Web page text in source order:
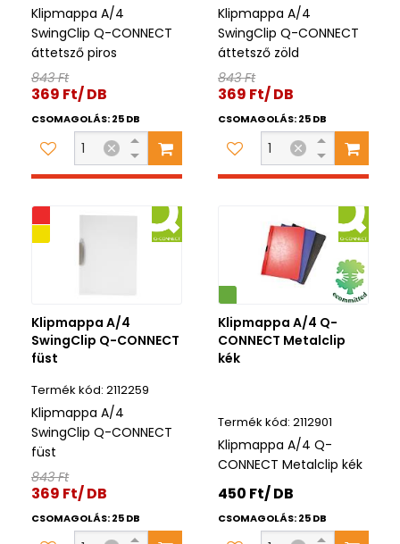
Klipmappa A/4
SwingClip Q-CONNECT
áttetsző piros
843 Ft
369 Ft/ DB
CSOMAGOLÁS: 25 DB
Klipmappa A/4
SwingClip Q-CONNECT
áttetsző zöld
843 Ft
369 Ft/ DB
CSOMAGOLÁS: 25 DB
Klipmappa A/4
SwingClip Q-CONNECT
füst
2112259
Klipmappa A/4
SwingClip Q-CONNECT
füst
843 Ft
369 Ft/ DB
CSOMAGOLÁS: 25 DB
Klipmappa A/4 Q-
CONNECT Metalclip
kék
2112901
Klipmappa A/4 Q-
CONNECT Metalclip kék
450 Ft/ DB
CSOMAGOLÁS: 25 DB